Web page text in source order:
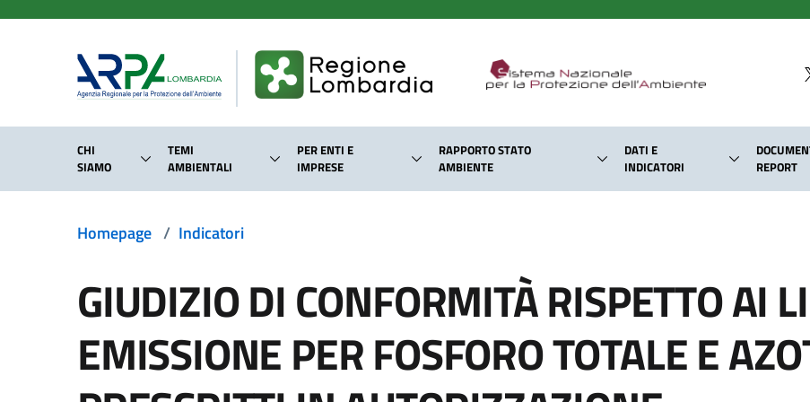
CHI
SIAMO
TEMI
AMBIENTALI
PER ENTI E
IMPRESE
RAPPORTO STATO
AMBIENTE
DATI E
INDICATORI
REPORT
Homepage / Indicatori
GIUDIZIO DI CONFORMITÀ RISPETTO AI
EMISSIONE PER FOSFORO TOTALE E